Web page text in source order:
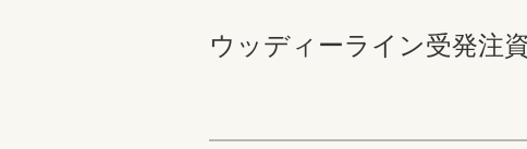
ウッディーライン受発注